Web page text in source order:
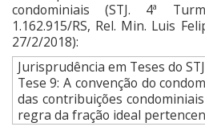
condominiais (STJ. 4ª
1.162.915/RS, Rel. Min. Luis
27/2/2018):
Jurisprudência em Teses do
Tese 9: A convenção do
das contribuições
regra da fração ideal